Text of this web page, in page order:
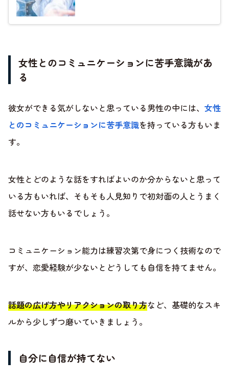
女性とのコミュニケーションに苦手意識があ
る
彼女ができる気がしないと思っている男性の中には、 女性
とのコミュニケーションに苦手意識を持っている方もいま
す。
女性とどのような話をすればよいのか分からないと思って
いる方もいれば、そもそも人見知りで初対面の人とうまく
話せない方もいるでしょう。
コミュニケーション能力は練習次第で身につく技術なので
すが、恋愛経験が少ないとどうしても自信を持てません。
話題の広げ方やリアクションの取り方など、基礎的なスキ
ルから少しずつ磨いていきましょう。
自分に自信が持てない